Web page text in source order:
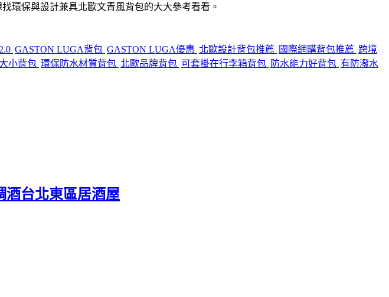
環保與設計兼具北歐文青風背包的大大參考看看。
GASTON LUGA背包 GASTON LUGA優惠 北歐設計背包推薦 國際網購背包推薦 跨境
小背包 環保防水材質背包 北歐品牌背包 可套掛在行李箱背包 防水能力好背包 有防潑水
酒台北東區居酒屋